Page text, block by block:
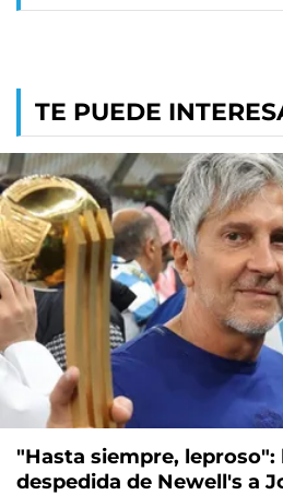
TE PUEDE
"Hasta siempre,
despedida de Newell's a